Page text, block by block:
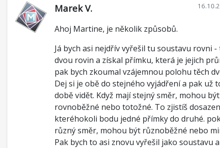
Marek V.
Ahoj Martine, je několik způsobů.
Já bych asi nejdřív vyřešil tu soustavu rovni
dvou rovin a získal přímku, která je jejich
pak bych zkoumal vzájemnou polohu těch
Dej si je obě do stejného vyjádření a pak už
době vidět. Když mají stejný směr, mohou být
rovnoběžné nebo totožné. To zjistíš
kteréhokoli bodu jedné přímky do druhé.
různý směr, mohou být různoběžné nebo
Pak bych to asi znovu vyřešil jako soustavu